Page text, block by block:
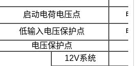
启动电荷电压点
电
低输入电压保护点
电
电压保护点
12V系统